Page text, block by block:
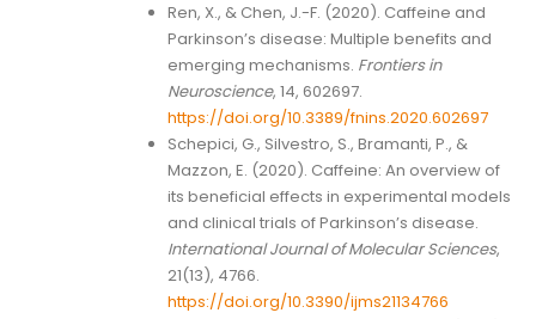
Ren, X., & Chen, J.-F. (2020). Caffeine and
Parkinson’s disease: Multiple benefits and
emerging mechanisms. Frontiers in
Neuroscience, 14, 602697.
https://doi.org/10.3389/fnins.2020.602697
Schepici, G., Silvestro, S., Bramanti, P., &
Mazzon, E. (2020). Caffeine: An overview of
its beneficial effects in experimental models
and clinical trials of Parkinson’s disease.
International Journal of Molecular Sciences,
21(13), 4766.
https://doi.org/10.3390/ijms21134766